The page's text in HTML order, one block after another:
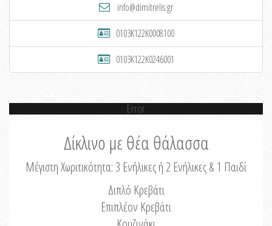
info@dimitrelis.gr
0103K122K0008100
0103K122K0246001
Error
Δίκλινο με θέα θάλασσα
Μέγιστη Χωριτικότητα: 3 Ενήλικες ή 2 Ενήλικες & 1 Παιδί
Διπλό Κρεβάτι
Επιπλέον Κρεβάτι